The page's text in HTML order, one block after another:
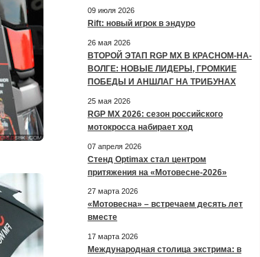
09 июля 2026
Rift: новый игрок в эндуро
26 мая 2026
ВТОРОЙ ЭТАП RGP MX В КРАСНОМ-НА-
ВОЛГЕ: НОВЫЕ ЛИДЕРЫ, ГРОМКИЕ
ПОБЕДЫ И АНШЛАГ НА ТРИБУНАХ
25 мая 2026
RGP MX 2026: сезон российского
мотокросса набирает ход
07 апреля 2026
Стенд Optimax стал центром
притяжения на «Мотовесне-2026»
27 марта 2026
«Мотовесна» – встречаем десять лет
вместе
17 марта 2026
Международная столица экстрима: в